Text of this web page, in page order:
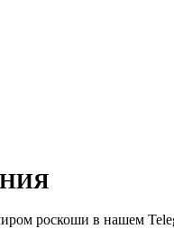
роскоши в нашем